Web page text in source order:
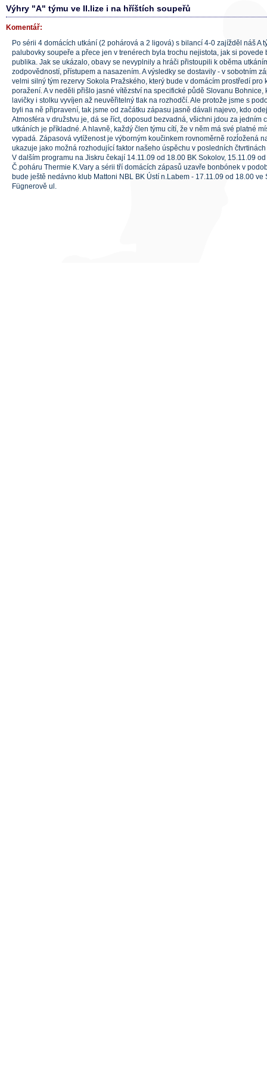
Výhry "A" týmu ve II.lize i na hříštích soupeřů
Komentář:
Po sérii 4 domácích utkání (2 pohárová a 2 ligová) s bilancí 4-0 zajížděl náš A
palubovky soupeře a přece jen v trenérech byla trochu nejistota, jak si povede
publika. Jak se ukázalo, obavy se nevyplnily a hráči přistoupili k oběma
zodpovědností, přístupem a nasazením. A výsledky se dostavily - v sobotním
velmi silný tým rezervy Sokola Pražského, který bude v domácím prostředí pro
poražení. A v neděli přišlo jasné vítězství na specifické půdě Slovanu Bohnice,
lavičky i stolku vyvíjen až neuvěřitelný tlak na rozhodčí. Ale protože jsme s
byli na ně připravení, tak jsme od začátku zápasu jasně dávali najevo, kdo
Atmosféra v družstvu je, dá se říct, doposud bezvadná, všichni jdou za jedním
utkáních je příkladné. A hlavně, každý člen týmu cítí, že v něm má své platné
vypadá. Zápasová vytíženost je výborným koučinkem rovnoměrně rozĺožená
ukazuje jako možná rozhodující faktor našeho úspěchu v posledních
V dalším programu na Jiskru čekají 14.11.09 od 18.00 BK Sokolov, 15.11.09
Č.poháru Thermie K.Vary a sérii tří domácích zápasů uzavře bonbónek v
bude ještě nedávno klub Mattoni NBL BK Ústí n.Labem - 17.11.09 od 18.00 ve
Fügnerově ul.